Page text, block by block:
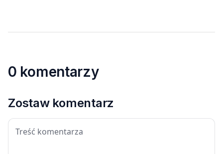
0 komentarzy
Zostaw komentarz